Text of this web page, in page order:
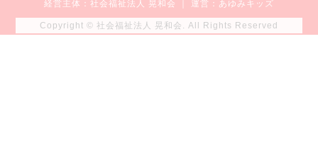
経営主体： 社会福祉法人 晃和会 ｜ 運営：あゆみキッズ
Copyright © 社会福祉法人 晃和会. All Rights Reserved